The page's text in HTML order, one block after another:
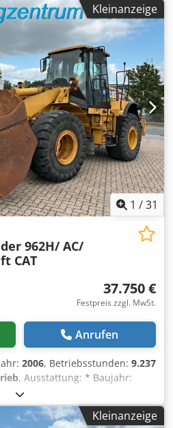
Kleinanzeige
1 /31
962H/ AC/
CAT
37.750 €
Festpreis zzgl. MwSt.
Anrufen
2006, Betriebsstunden: 9.237
, Ausstattung: * Baujahr:
Bh * Leistung: 157kW / 213
Michelin 23.5-25X Type A
* Lenkradsteuerung *Kleinanzeige